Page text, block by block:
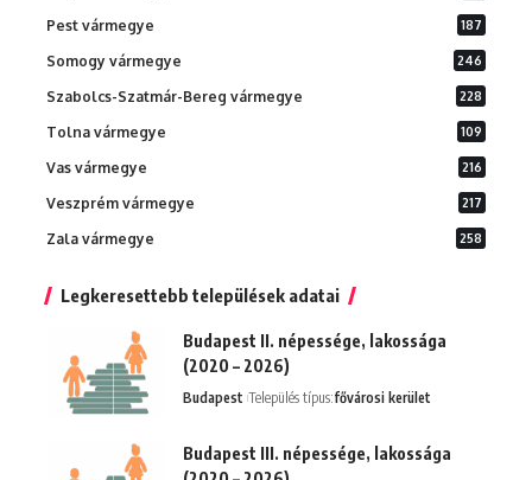
Pest vármegye 187
Somogy vármegye 246
Szabolcs-Szatmár-Bereg vármegye 228
Tolna vármegye 109
Vas vármegye 216
Veszprém vármegye 217
Zala vármegye 258
Legkeresettebb települések adatai
Budapest II. népessége, lakossága
(2020 – 2026)
Budapest Település típus:fővárosi kerület
Budapest III. népessége, lakossága